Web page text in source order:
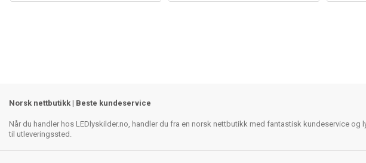
Norsk nettbutikk | Beste kundeservice
Når du handler hos LEDlyskilder.no, handler du fra en norsk nettbutikk med fantastisk kundeservice
til utleveringssted.